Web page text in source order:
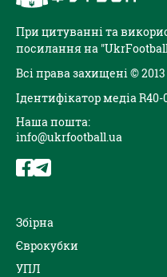
При цитуванні та
посилання на
Всі права захищені ©
Ідентифікатор медіа R40-
Наша пошта:
info@ukrfootball.ua
Збірна
Єврокубки
УПЛ